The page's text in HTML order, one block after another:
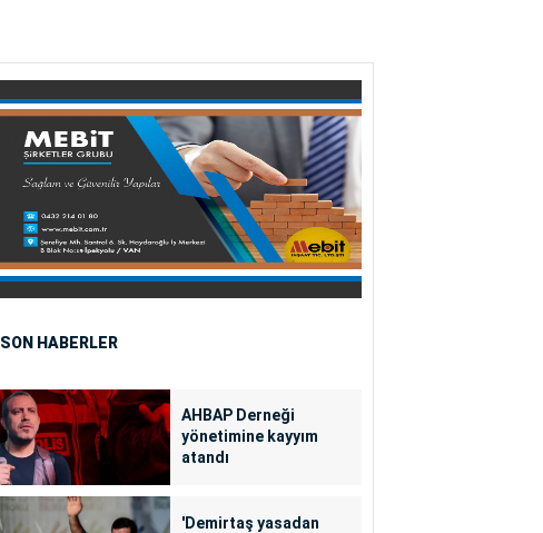
SON HABERLER
AHBAP Derneği
yönetimine kayyım
atandı
'Demirtaş yasadan